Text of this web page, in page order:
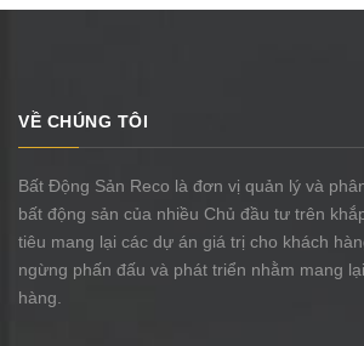
VỀ CHÚNG TÔI
Bất Động Sản Reco là đơn vị quản lý và
bất động sản của nhiều Chủ đầu tư trên
tiêu mang lại các dự án giá trị cho khách
ngừng phấn đấu và phát triển nhằm mang
hàng.